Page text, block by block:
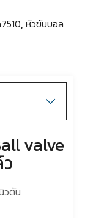
, หัวขับบอล
valve
วตัน